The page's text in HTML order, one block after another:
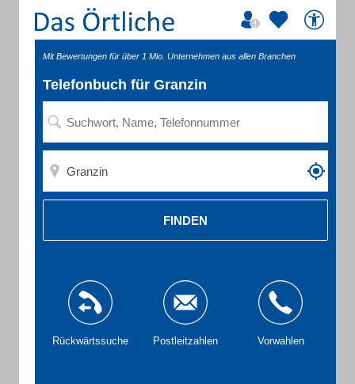
Mit Bewertungen für über 1 Mio. Unternehmen aus allen Branchen
Telefonbuch für Granzin
FINDEN
Rückwärtssuche Postleitzahlen Vorwahlen